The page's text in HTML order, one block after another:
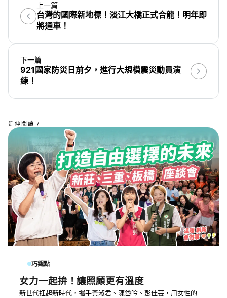
上一篇
台灣的國際新地標！淡江大橋正式合龍！明年即
將通車！
下一篇
921國家防災日前夕，進行大規模震災動員演
練！
延伸閱讀 /
巧觀點
女力一起拚！讓照顧更有溫度
新世代扛起新時代，攜手黃淑君、陳岱吟、彭佳芸，用女性的